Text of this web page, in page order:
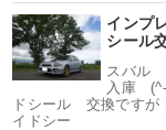
イン
シール
スバル
入庫
ドシール 交換です
イドシー